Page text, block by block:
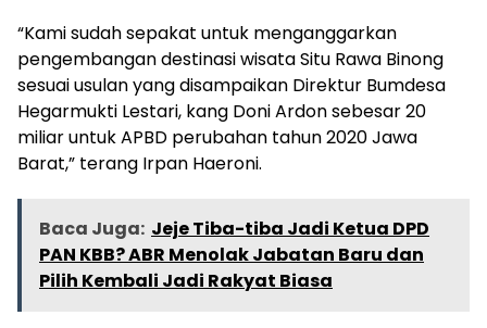
“Kami sudah sepakat untuk menganggarkan
pengembangan destinasi wisata Situ Rawa Binong
sesuai usulan yang disampaikan Direktur Bumdesa
Hegarmukti Lestari, kang Doni Ardon sebesar 20
miliar untuk APBD perubahan tahun 2020 Jawa
Barat,” terang Irpan Haeroni.
Baca Juga: Jeje Tiba-tiba Jadi Ketua DPD
PAN KBB? ABR Menolak Jabatan Baru dan
Pilih Kembali Jadi Rakyat Biasa